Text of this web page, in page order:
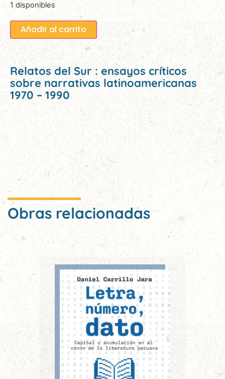
1 disponibles
Añadir al carrito
Relatos del Sur : ensayos críticos
sobre narrativas latinoamericanas
1970 – 1990
Obras relacionadas